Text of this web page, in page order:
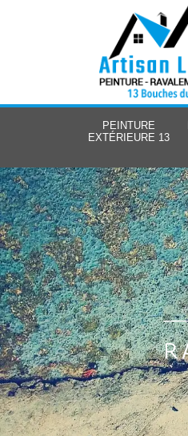
PEINTURE
EXTÉRIEURE 13